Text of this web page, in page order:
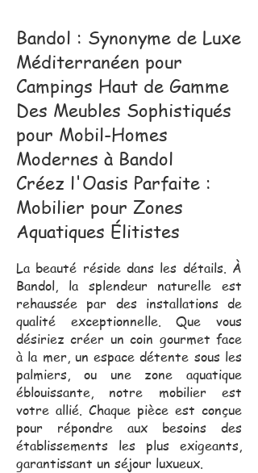
Bandol : Synonyme de Luxe
Méditerranéen pour
Campings Haut de Gamme
Des Meubles Sophistiqués
pour Mobil-Homes
Modernes à Bandol
Créez l'Oasis Parfaite :
Mobilier pour Zones
Aquatiques Élitistes
La beauté réside dans les détails. À
Bandol, la splendeur naturelle est
rehaussée par des installations de
qualité exceptionnelle. Que vous
désiriez créer un coin gourmet face
à la mer, un espace détente sous les
palmiers, ou une zone aquatique
éblouissante, notre mobilier est
votre allié. Chaque pièce est conçue
pour répondre aux besoins des
établissements les plus exigeants,
garantissant un séjour luxueux.